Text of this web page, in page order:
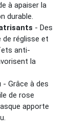
à apaiser la
durable.
- Des
de réglisse et
anti-
la
- Grâce à des
de rose
apporte